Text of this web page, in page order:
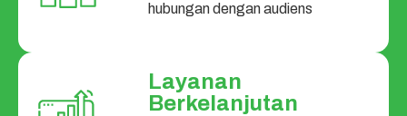
hubungan dengan audiens
Layanan
Berkelanjutan